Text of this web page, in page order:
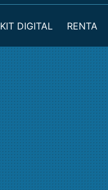
KIT DIGITAL RENTA